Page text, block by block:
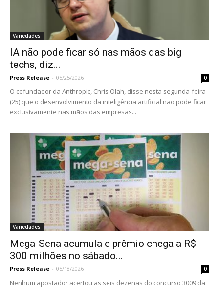
Variedades
IA não pode ficar só nas mãos das big
techs, diz...
Press Release - 05/25/2026 0
O cofundador da Anthropic, Chris Olah, disse nesta segunda-feira
(25) que o desenvolvimento da inteligência artificial não pode ficar
exclusivamente nas mãos das empresas...
Variedades
Mega-Sena acumula e prêmio chega a R$
300 milhões no sábado...
Press Release - 05/18/2026 0
Nenhum apostador acertou as seis dezenas do concurso 3009 da